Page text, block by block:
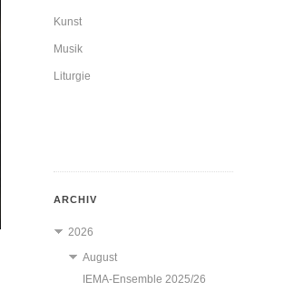
Kunst
Musik
Liturgie
ARCHIV
2026
August
IEMA-Ensemble 2025/26